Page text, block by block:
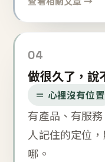
04
做很久了，說
＝ 心裡沒有位置
有產品、有服
人記住的定位
哪。